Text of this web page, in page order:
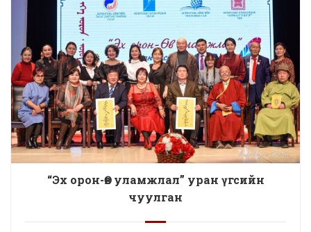
“Эх орон-Өв уламжлал” уран үгсийн
чуулган